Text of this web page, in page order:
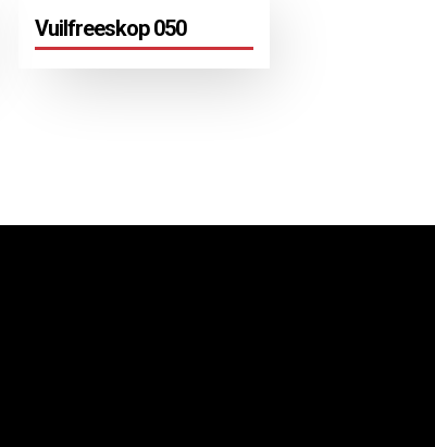
Vuilfreeskop 050